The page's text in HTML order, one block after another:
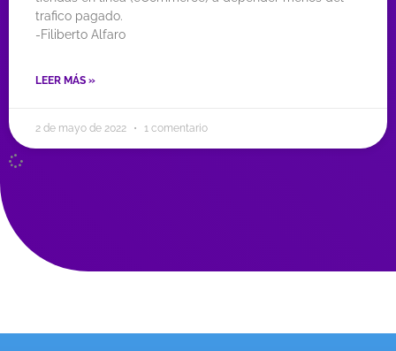
trafico pagado.
-Filiberto Alfaro
LEER MÁS »
2 de mayo de 2022 1 comentario